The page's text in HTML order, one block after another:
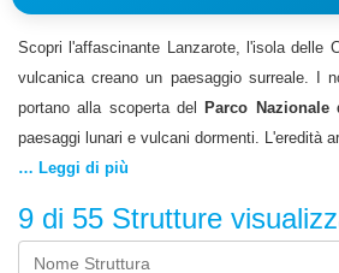
Scopri l'affascinante Lanzarote, l'isola delle
vulcanica creano un paesaggio surreale. I
portano alla scoperta del
Parco Nazionale
paesaggi lunari e vulcani dormenti. L'eredità
si fonde perfettamente con il territorio,
suggestivi. I centri turistici moderni si
l'architettura tradizionale bianca. La
… Leggi di più
9 di 55 Strutture